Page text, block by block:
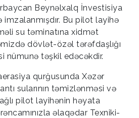
Beynəlxalq İnvestisiya
Bu pilot layihə
su təminatına xidmət
dövlət-özəl tərəfdaşlığı
nümunə təşkil edəcəkdir.
qurğusunda Xəzər
sularının təmizlənməsi və
pilot layihənin həyata
əlaqədar Texniki-